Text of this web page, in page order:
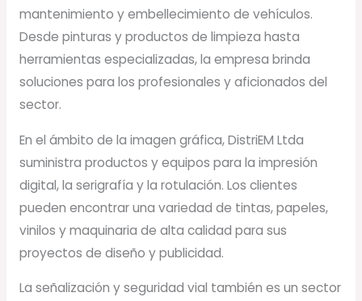
mantenimiento y embellecimiento de vehículos.
Desde pinturas y productos de limpieza hasta
herramientas especializadas, la empresa brinda
soluciones para los profesionales y aficionados del
sector.
En el ámbito de la imagen gráfica, DistriEM Ltda
suministra productos y equipos para la impresión
digital, la serigrafía y la rotulación. Los clientes
pueden encontrar una variedad de tintas, papeles,
vinilos y maquinaria de alta calidad para sus
proyectos de diseño y publicidad.
La señalización y seguridad vial también es un sector